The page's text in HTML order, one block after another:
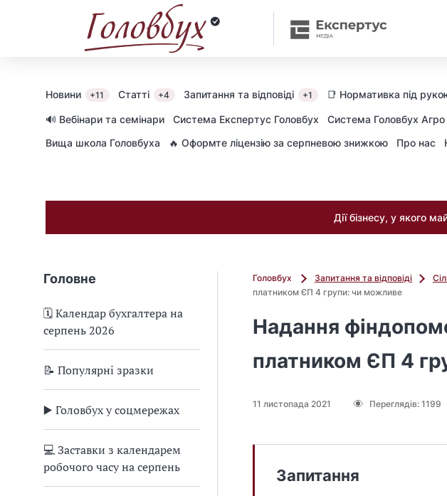
Новини +11 Статті +4 Запитання та відповіді +1 📑 Нормативка під
🔊 Вебінари та семінари Cистема Експертус Головбух Система Головбух Агро
Вища школа Головбуха
🔥 Оформте ліцензію за серпневою знижкою Про нас
Дії бізнесу, у якого
Головне
🗓️ Календар бухгалтера на
серпень 2026
📝 Популярні зразки
▶️ Головбух у соцмережах
💻 Заставки з календарем
робочого часу на серпень
Головбух Запитання та відповіді
платником ЄП 4 групи: чи можливе
Надання
платником ЄП 4
11 листопада 2021 Переглядів: 1199
Запитання